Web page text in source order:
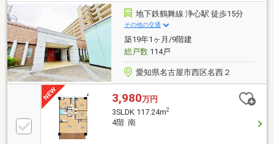
地下鉄鶴舞線 浄心駅 徒歩15分
その他の交通
築19年1ヶ月/9階建
総戸数114戸
愛知県名古屋市西区名西２
3,980万円
3SLDK 117.24m2
4階 南